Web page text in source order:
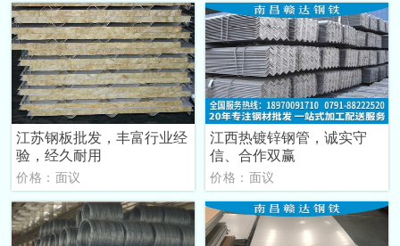
江苏钢板批发，丰富行业经
验，经久耐用
价格：面议
江西热镀锌钢管，诚实守
信、合作双赢
价格：面议